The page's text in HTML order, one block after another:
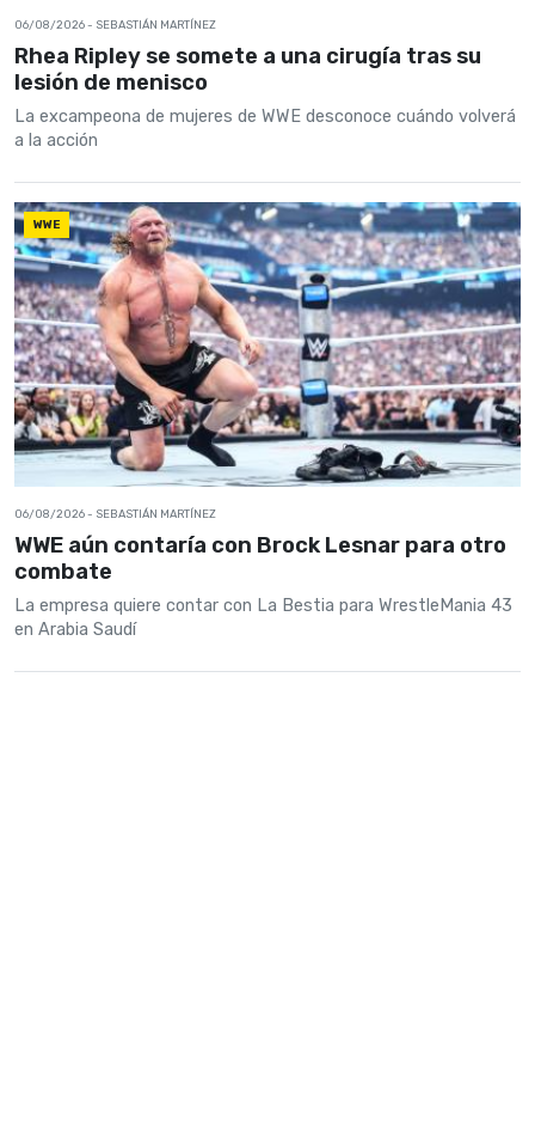
06/08/2026- SEBASTIÁN MARTÍNEZ
Rhea Ripley se somete a una cirugía tras su
lesión de menisco
La excampeona de mujeres de WWE desconoce cuándo volverá
a la acción
WWE
06/08/2026- SEBASTIÁN MARTÍNEZ
WWE aún contaría con Brock Lesnar para otro
combate
La empresa quiere contar con La Bestia para WrestleMania 43
en Arabia Saudí